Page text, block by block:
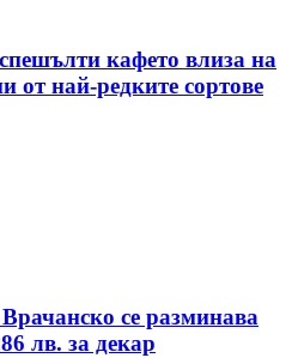
кафето влиза на
от най-редките сортове
се разминава
лв. за декар